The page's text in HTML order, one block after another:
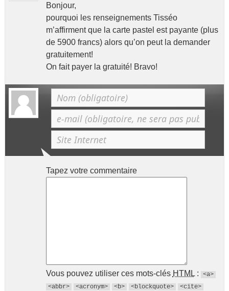
Bonjour,
pourquoi les renseignements Tisséo
m’affirment que la carte pastel est payante (plus
de 5900 francs) alors qu’on peut la demander
gratuitement!
On fait payer la gratuité! Bravo!
Tapez votre commentaire
Vous pouvez utiliser ces mots-clés HTML:
<a>
<abbr>
<acronym> <b> <blockquote>
<cite>